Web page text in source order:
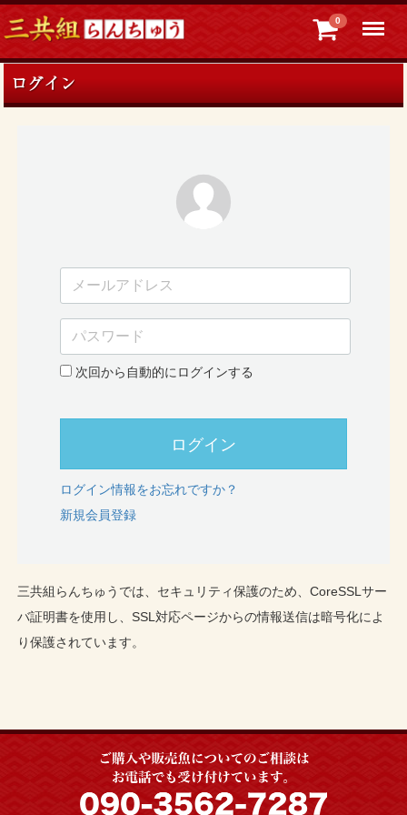
0 Menu
ログイン
次回から自動的にログインする
ログイン
ログイン情報をお忘れですか？
新規会員登録
三共組らんちゅうでは、セキュリティ保護のため、CoreSSLサー
バ証明書を使用し、SSL対応ページからの情報送信は暗号化によ
り保護されています。